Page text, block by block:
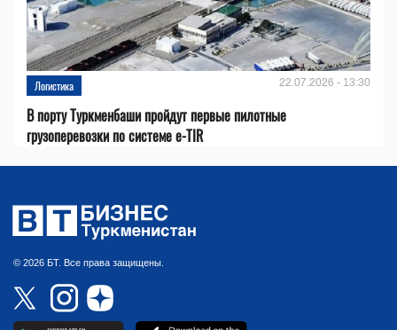
Логистика 22.07.2026 - 13:30
В порту Туркменбаши пройдут первые пилотные
грузоперевозки по системе e-TIR
© 2026 БТ. Все права защищены.